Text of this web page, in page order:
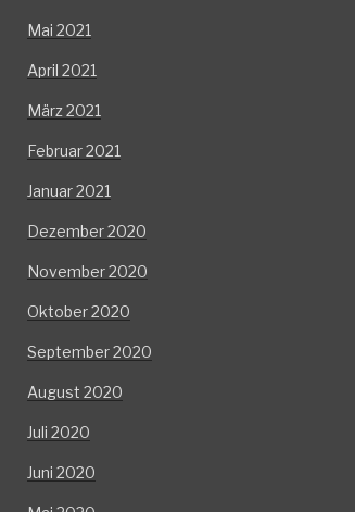
Mai 2021
April 2021
März 2021
Februar 2021
Januar 2021
Dezember 2020
November 2020
Oktober 2020
September 2020
August 2020
Juli 2020
Juni 2020